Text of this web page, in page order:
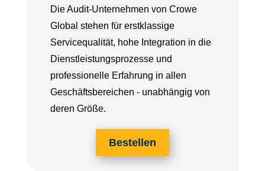
Die Audit-Unternehmen von Crowe
Global stehen für erstklassige
Servicequalität, hohe Integration in die
Dienstleistungsprozesse und
professionelle Erfahrung in allen
Geschäftsbereichen - unabhängig von
deren Größe.
Bestellen